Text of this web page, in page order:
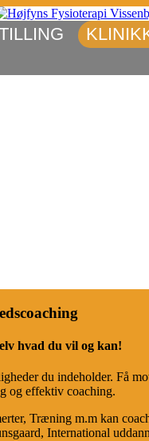
Tommerup, Morud,
Jacob
Tilskud fra
Ryg, Ischias, hofte,
hvad du vil og kan!
du indeholder. Få
og effektiv coaching.
Træning m.m kan
International